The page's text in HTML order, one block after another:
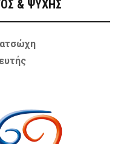
& ΨΥΧΗΣ